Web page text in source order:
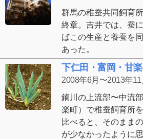
群馬の稚蚕共同飼育
終章。吉井では、蚕
ばこの生産と養蚕を
あった。
下仁田・富岡・甘
2008年6月〜2013年11
鏑川の上流部〜中流
楽町）で稚蚕飼育所
比べると、そのまま
が少なかったように思